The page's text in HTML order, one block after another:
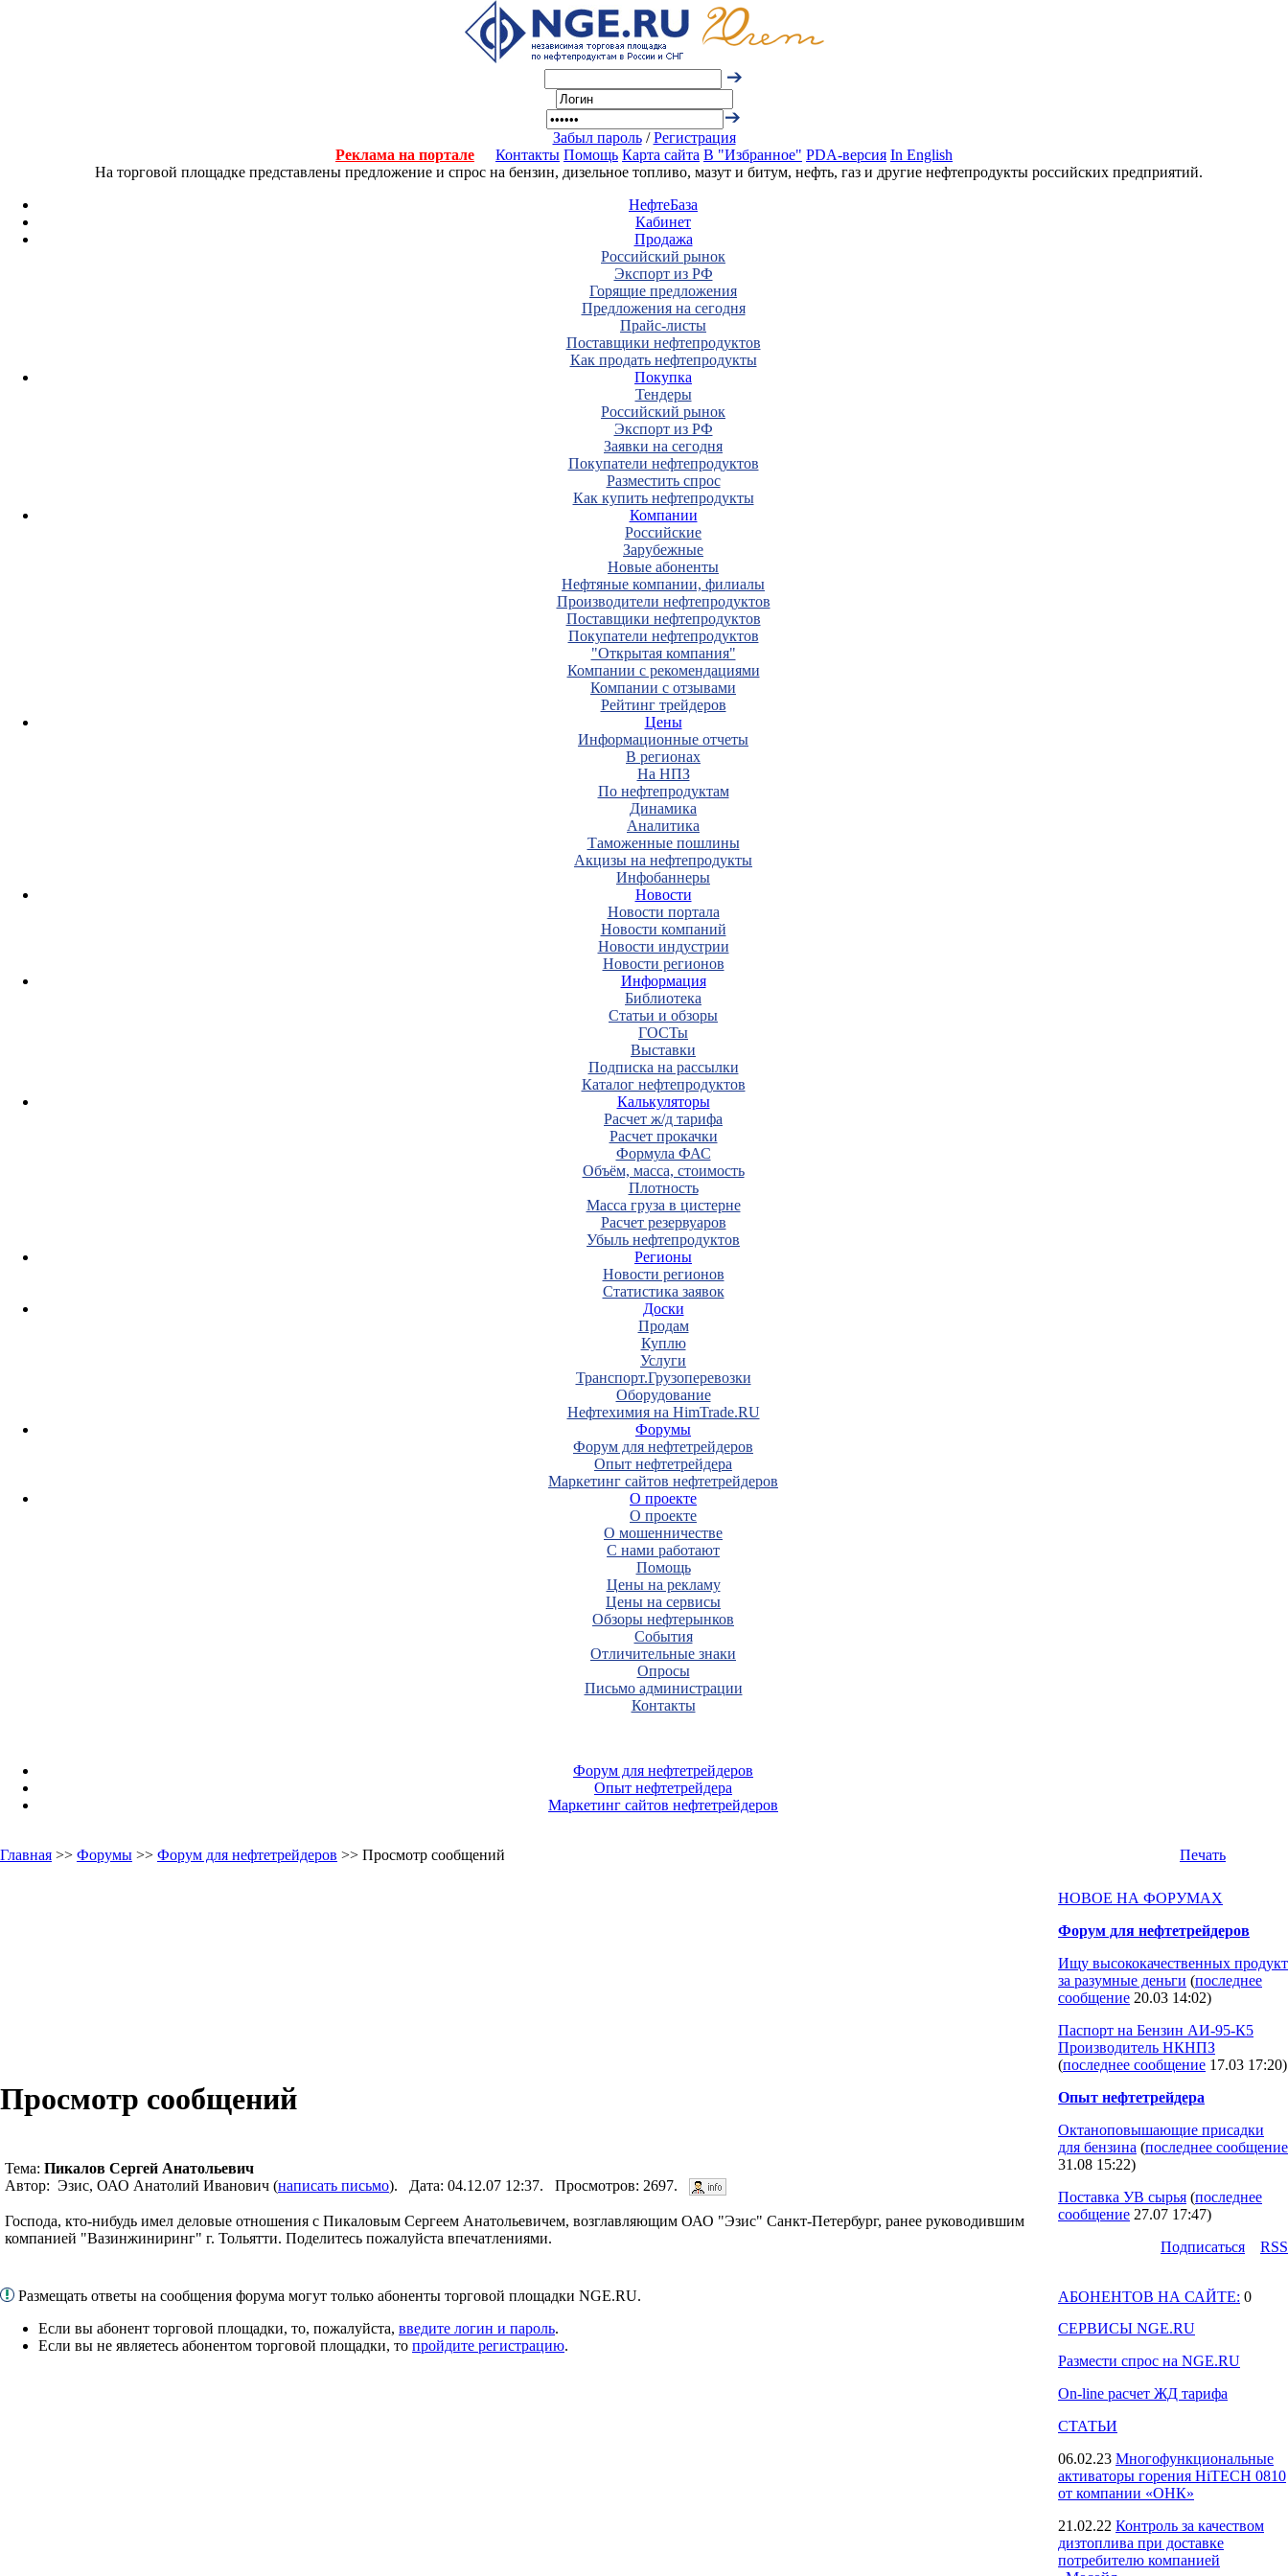
Забыл пароль/Регистрация
Реклама на портале
Контакты Помощь Карта сайта В "Избранное" PDA-версия In English
На торговой площадке представлены предложение и спрос на бензин, дизельное топливо, мазут и битум, нефть, газ и другие нефтепродукты российских предприятий.
НефтеБаза
Кабинет
Продажа
Российский рынок
Экспорт из РФ
Горящие предложения
Предложения на сегодня
Прайс-листы
Поставщики нефтепродуктов
Как продать нефтепродукты
Покупка
Тендеры
Российский рынок
Экспорт из РФ
Заявки на сегодня
Покупатели нефтепродуктов
Разместить спрос
Как купить нефтепродукты
Компании
Российские
Зарубежные
Новые абоненты
Нефтяные компании, филиалы
Производители нефтепродуктов
Поставщики нефтепродуктов
Покупатели нефтепродуктов
"Открытая компания"
Компании с рекомендациями
Компании с отзывами
Рейтинг трейдеров
Цены
Информационные отчеты
В регионах
На НПЗ
По нефтепродуктам
Динамика
Аналитика
Таможенные пошлины
Акцизы на нефтепродукты
Инфобаннеры
Новости
Новости портала
Новости компаний
Новости индустрии
Новости регионов
Информация
Библиотека
Статьи и обзоры
ГОСТы
Выставки
Подписка на рассылки
Каталог нефтепродуктов
Калькуляторы
Расчет ж/д тарифа
Расчет прокачки
Формула ФАС
Объём, масса, стоимость
Плотность
Масса груза в цистерне
Расчет резервуаров
Убыль нефтепродуктов
Регионы
Новости регионов
Статистика заявок
Доски
Продам
Куплю
Услуги
Транспорт.Грузоперевозки
Оборудование
Нефтехимия на HimTrade.RU
Форумы
Форум для нефтетрейдеров
Опыт нефтетрейдера
Маркетинг сайтов нефтетрейдеров
О проекте
О проекте
О мошенничестве
С нами работают
Помощь
Цены на рекламу
Цены на сервисы
Обзоры нефтерынков
События
Отличительные знаки
Опросы
Письмо администрации
Контакты
Форум для нефтетрейдеров
Опыт нефтетрейдера
Маркетинг сайтов нефтетрейдеров
Главная >> Форумы >> Форум для нефтетрейдеров >> Просмотр сообщений Печать
Просмотр сообщений
Тема: Пикалов Сергей Анатольевич
Автор: Эзис, ОАО Анатолий Иванович (написать письмо). Дата: 04.12.07 12:37. Просмотров: 2697.
Господа, кто-нибудь имел деловые отношения с Пикаловым Сергеем Анатольевичем, возглавляющим ОАО "Эзис" Санкт-Петербург, ранее руководившим
компанией "Вазинжиниринг" г. Тольятти. Поделитесь пожалуйста впечатлениями.
Размещать ответы на сообщения форума могут только абоненты торговой площадки NGE.RU.
Если вы абонент торговой площадки, то, пожалуйста, введите логин и пароль.
Если вы не являетесь абонентом торговой площадки, то пройдите регистрацию.
НОВОЕ НА ФОРУМАХ
Форум для нефтетрейдеров
Ищу высококачественных продукт
за разумные деньги (последнее
сообщение 20.03 14:02)
Паспорт на Бензин АИ-95-К5
Производитель НКНПЗ
(последнее сообщение 17.03 17:20)
Опыт нефтетрейдера
Октаноповышающие присадки
для бензина (последнее сообщение
31.08 15:22)
Поставка УВ сырья (последнее
сообщение 27.07 17:47)
Подпиcаться
RSS
АБОНЕНТОВ НА САЙТЕ: 0
СЕРВИСЫ NGE.RU
Размести спрос на NGE.RU
On-line расчет ЖД тарифа
СТАТЬИ
06.02.23 Многофункциональные
активаторы горения HiTECH 0810
от компании «ОНК»
21.02.22 Контроль за качеством
дизтоплива при доставке
потребителю компанией